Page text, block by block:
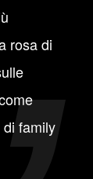
rosa di
family